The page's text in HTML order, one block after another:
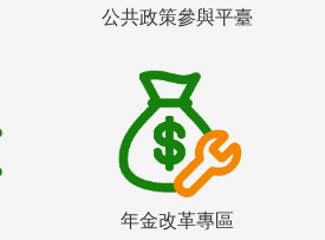
公共政策參與平臺
年金改革專區